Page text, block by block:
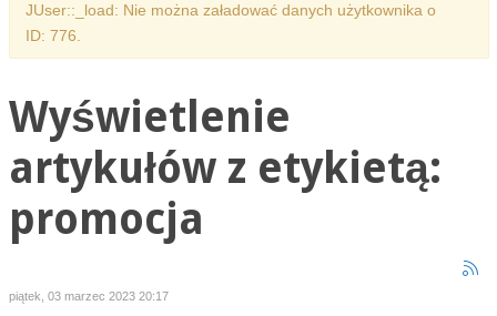
JUser::_load: Nie można załadować danych użytkownika o
ID: 776.
Wyświetlenie
artykułów z etykietą:
promocja
piątek, 03 marzec 2023 20:17